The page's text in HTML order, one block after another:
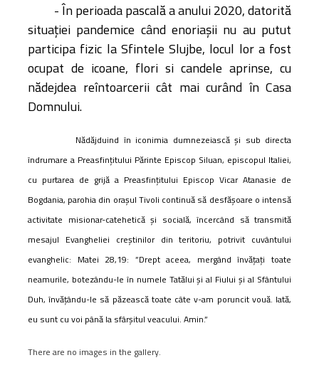
- În perioada pascală a anului 2020, datorită
situației pandemice când enoriașii nu au putut
participa fizic la Sfintele Slujbe, locul lor a fost
ocupat de icoane, flori si candele aprinse, cu
nădejdea reîntoarcerii cât mai curând în Casa
Domnului.
Nădăjduind în iconimia dumnezeiască și sub directa
îndrumare a Preasfinţitului Părinte Episcop Siluan, episcopul Italiei,
cu purtarea de grijă a Preasfințitului Episcop Vicar Atanasie de
Bogdania, parohia din orașul Tivoli continuă să desfășoare o intensă
activitate misionar-catehetică şi socială, încercând să transmită
mesajul Evangheliei creştinilor din teritoriu, potrivit cuvântului
evanghelic: Matei 28,19: ”Drept aceea, mergând învățați toate
neamurile, botezându-le în numele Tatălui și al Fiului și al Sfântului
Duh, învățându-le să păzească toate câte v-am poruncit vouă. Iată,
eu sunt cu voi până la sfârșitul veacului. Amin.”
There are no images in the gallery.